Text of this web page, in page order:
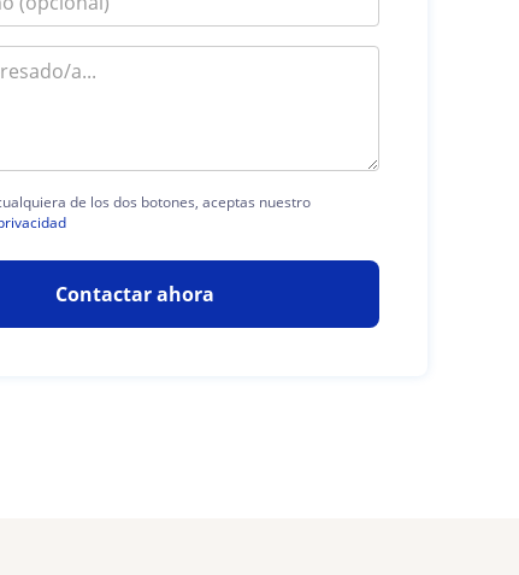
de los dos botones, aceptas nuestro
Contactar ahora